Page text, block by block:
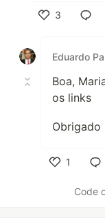
3
Eduardo
Boa,
os links
Obrigado
1
Code